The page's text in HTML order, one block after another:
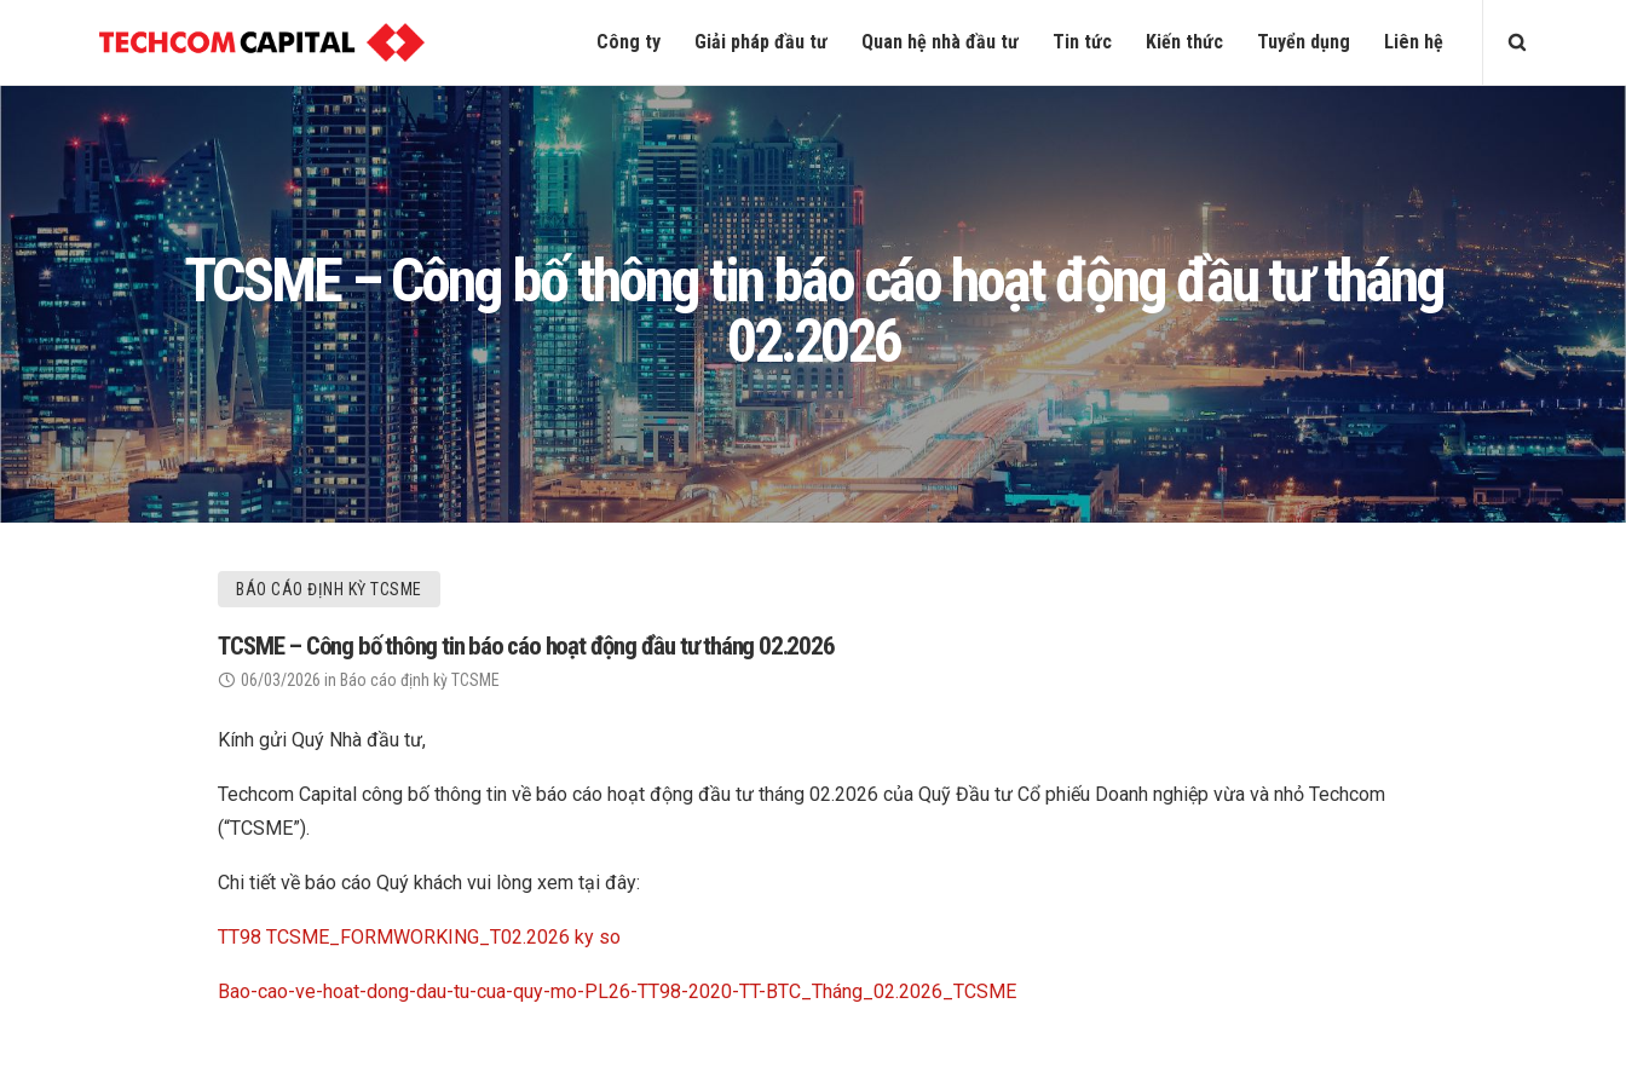
Công ty Giải pháp đầu tư Quan hệ nhà đầu tư Tin tức Kiến thức Tuyển dụng Liên hệ
TCSME – Công bố thông tin báo cáo hoạt động đầu tư tháng
02.2026
BÁO CÁO ĐỊNH KỲ TCSME
TCSME – Công bố thông tin báo cáo hoạt động đầu tư tháng 02.2026
06/03/2026 in Báo cáo định kỳ TCSME
Kính gửi Quý Nhà đầu tư,
Techcom Capital công bố thông tin về báo cáo hoạt động đầu tư tháng 02.2026 của Quỹ Đầu tư Cổ phiếu Doanh nghiệp vừa và nhỏ Techcom
(“TCSME”).
Chi tiết về báo cáo Quý khách vui lòng xem tại đây:
TT98 TCSME_FORMWORKING_T02.2026 ky so
Bao-cao-ve-hoat-dong-dau-tu-cua-quy-mo-PL26-TT98-2020-TT-BTC_Tháng_02.2026_TCSME